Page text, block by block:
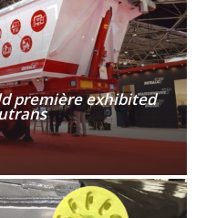
première exhibited